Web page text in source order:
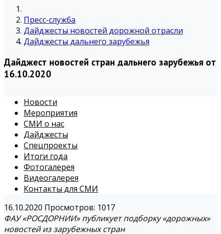
Пресс-служба
Дайджесты новостей дорожной отрасли
Дайджесты дальнего зарубежья
Дайджест новостей стран дальнего зарубежья от
16.10.2020
Новости
Мероприятия
СМИ о нас
Дайджесты
Спецпроекты
Итоги года
Фотогалерея
Видеогалерея
Контакты для СМИ
16.10.2020 Просмотров: 1017
ФАУ «РОСДОРНИИ» публикует подборку «дорожных»
новостей из зарубежных стран